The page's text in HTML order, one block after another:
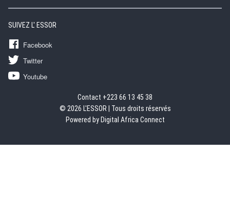
SUIVEZ L' ESSOR
Facebook
Twitter
Youtube
Contact +223 66 13 45 38
© 2026 L'ESSOR | Tous droits réservés
Powered by Digital Africa Connect